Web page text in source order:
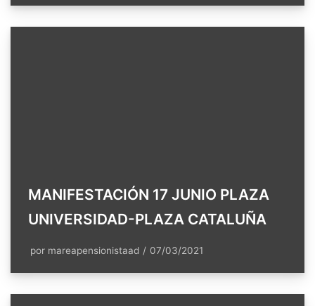
MANIFESTACIÓN 17 JUNIO PLAZA
UNIVERSIDAD-PLAZA CATALUÑA
por mareapensionistaad 07/03/2021